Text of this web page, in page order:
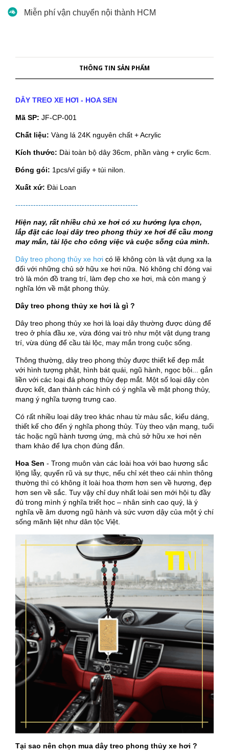
Miễn phí vận chuyển nội thành HCM
THÔNG TIN SẢN PHẨM
DÂY TREO XE HƠI - HOA SEN
Mã SP: JF-CP-001
Chất liệu: Vàng lá 24K nguyên chất + Acrylic
Kích thước: Dài toàn bộ dây 36cm, phần vàng + crylic 6cm.
Đóng gói: 1pcs/vỉ giấy + túi nilon.
Xuất xứ: Đài Loan
------------------------------------------------
Hiện nay, rất nhiều chủ xe hơi có xu hướng lựa chọn,
lắp đặt các loại dây treo phong thủy xe hơi để cầu mong
may mắn, tài lộc cho công việc và cuộc sống của mình.
Dây treo phong thủy xe hơi có lẽ không còn là vật dụng xa lạ
đối với những chủ sở hữu xe hơi nữa. Nó không chỉ đóng vai
trò là món đồ trang trí, làm đẹp cho xe hơi, mà còn mang ý
nghĩa lớn về mặt phong thủy.
Dây treo phong thủy xe hơi là gì ?
Dây treo phong thủy xe hơi là loại dây thường được dùng để
treo ở phía đầu xe, vừa đóng vai trò như một vật dụng trang
trí, vừa dùng để cầu tài lộc, may mắn trong cuộc sống.
Thông thường, dây treo phong thủy được thiết kế đẹp mắt
với hình tượng phật, hình bát quái, ngũ hành, ngọc bội... gắn
liền với các loại đá phong thủy đẹp mắt. Một số loại dây còn
được kết, đan thành các hình có ý nghĩa về mặt phong thủy,
mang ý nghĩa tượng trưng cao.
Có rất nhiều loại dây treo khác nhau từ màu sắc, kiểu dáng,
thiết kế cho đến ý nghĩa phong thủy. Tùy theo vận mạng, tuổi
tác hoặc ngũ hành tương ứng, mà chủ sở hữu xe hơi nên
tham khảo để lựa chọn đúng đắn.
Hoa Sen - Trong muôn vàn các loài hoa với bao hương sắc
lộng lẫy, quyến rũ và sự thực, nếu chỉ xét theo cái nhìn thông
thường thì có không ít loài hoa thơm hơn sen về hương, đẹp
hơn sen về sắc. Tuy vậy chỉ duy nhất loài sen mới hội tụ đầy
đủ trong mình ý nghĩa triết học – nhân sinh cao quý, là ý
nghĩa về âm dương ngũ hành và sức vươn dậy của một ý chí
sống mãnh liệt như dân tộc Việt.
Tại sao nên chọn mua dây treo phong thủy xe hơi ?